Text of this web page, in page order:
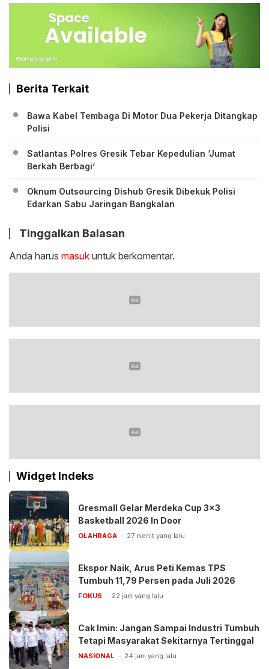
Berita Terkait
Bawa Kabel Tembaga Di Motor Dua Pekerja Ditangkap
Polisi
Satlantas Polres Gresik Tebar Kepedulian ‘Jumat
Berkah Berbagi’
Oknum Outsourcing Dishub Gresik Dibekuk Polisi
Edarkan Sabu Jaringan Bangkalan
Tinggalkan Balasan
Anda harus masuk untuk berkomentar.
Widget Indeks
Gresmall Gelar Merdeka Cup 3×3
Basketball 2026 In Door
OLAHRAGA 27 menit yang lalu
Ekspor Naik, Arus Peti Kemas TPS
Tumbuh 11,79 Persen pada Juli 2026
FOKUS 22 jam yang lalu
Cak Imin: Jangan Sampai Industri Tumbuh
Tetapi Masyarakat Sekitarnya Tertinggal
NASIONAL 24 jam yang lalu